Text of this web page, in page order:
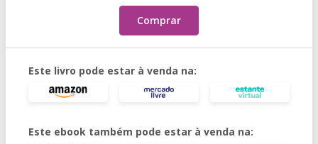
Comprar
Este livro pode estar à venda na:
Este ebook também pode estar à venda na: